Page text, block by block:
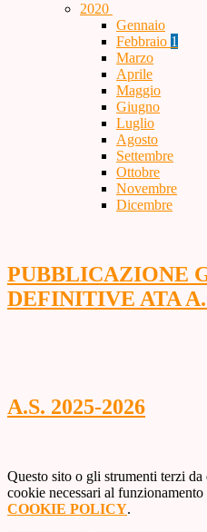
2020
Gennaio
Febbraio 1
Marzo
Aprile
Maggio
Giugno
Luglio
Agosto
Settembre
Ottobre
Novembre
Dicembre
PUBBLICAZIONE
DEFINITIVE ATA
A.S. 2025-2026
Questo sito o gli strumenti terzi
cookie necessari al
COOKIE POLICY.